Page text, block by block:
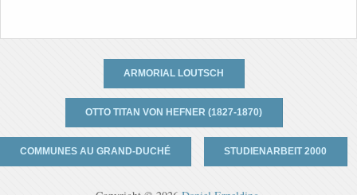
ARMORIAL LOUTSCH
OTTO TITAN VON HEFNER (1827-1870)
COMMUNES AU GRAND-DUCHÉ STUDIENARBEIT 2000